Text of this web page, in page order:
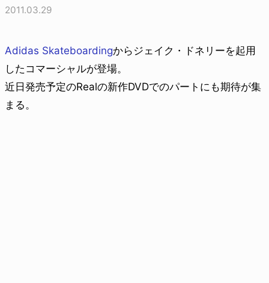
2011.03.29
Adidas Skateboardingからジェイク・ドネリーを起用
したコマーシャルが登場。
近日発売予定のRealの新作DVDでのパートにも期待が集
まる。